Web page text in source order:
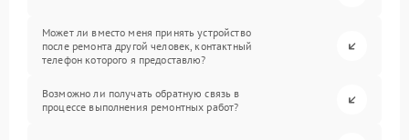
Может ли вместо меня принять устройство
после ремонта другой человек, контактный
телефон которого я предоставлю?
Возможно ли получать обратную связь в
процессе выполнения ремонтных работ?